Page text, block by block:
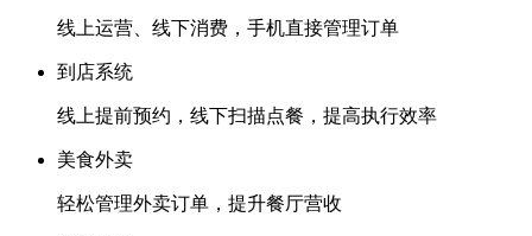
线上运营、线下消费，手机直接管理订单
到店系统
线上提前预约，线下扫描点餐，提高执行效率
美食外卖
轻松管理外卖订单，提升餐厅营收